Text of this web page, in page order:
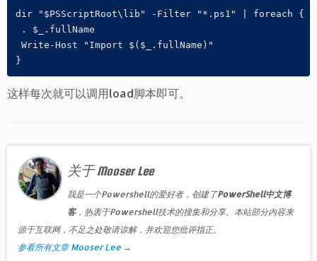
dir "$PSScriptRoot\lib" -Filter "*.ps1" | foreach {
. $_.fullName
Write-Host "Import $($_.fullName)"
}
这样每次就可以调用load脚本即可。
关于 Mooser Lee
我是一个Powershell的爱好者，创建了PowerShell中文博
客，热衷于Powershell技术的搜集和分享。本站部分内容来
源于互联网，不足之处敬请谅解，并欢迎您批评指正。
参看所有文章 Mooser Lee →